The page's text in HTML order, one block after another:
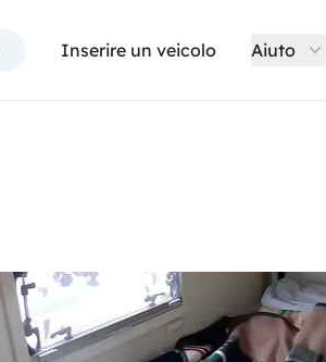
Inserire un veicolo Aiuto